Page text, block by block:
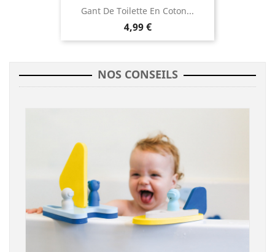
Gant De Toilette En Coton...
4,99 €
NOS CONSEILS